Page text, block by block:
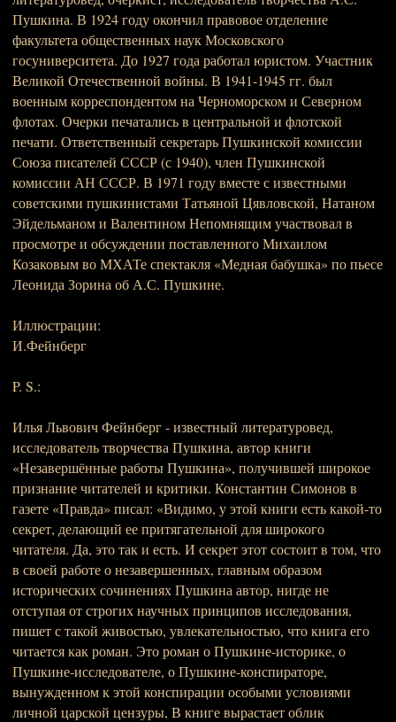
Пушкина. В 1924 году окончил правовое отделение
факультета общественных наук Московского
госуниверситета. До 1927 года работал юристом. Участник
Великой Отечественной войны. В 1941-1945 гг. был
военным корреспондентом на Черноморском и Северном
флотах. Очерки печатались в центральной и флотской
печати. Ответственный секретарь Пушкинской комиссии
Союза писателей СССР (с 1940), член Пушкинской
комиссии АН СССР. В 1971 году вместе с известными
советскими пушкинистами Татьяной Цявловской, Натаном
Эйдельманом и Валентином Непомнящим участвовал в
просмотре и обсуждении поставленного Михаилом
Козаковым во МХАТе спектакля «Медная бабушка» по пьесе
Леонида Зорина об А.С. Пушкине.
Иллюстрации:
И.Фейнберг
P. S.:
Илья Львович Фейнберг - известный литературовед,
исследователь творчества Пушкина, автор книги
«Незавершённые работы Пушкина», получившей широкое
признание читателей и критики. Константин Симонов в
газете «Правда» писал: «Видимо, у этой книги есть какой-то
секрет, делающий ее притягательной для широкого
читателя. Да, это так и есть. И секрет этот состоит в том, что
в своей работе о незавершенных, главным образом
исторических сочинениях Пушкина автор, нигде не
отступая от строгих научных принципов исследования,
пишет с такой живостью, увлекательностью, что книга его
читается как роман. Это роман о Пушкине-историке, о
Пушкине-исследователе, о Пушкине-конспираторе,
вынужденном к этой конспирации особыми условиями
личной царской цензуры, В книге вырастает облик